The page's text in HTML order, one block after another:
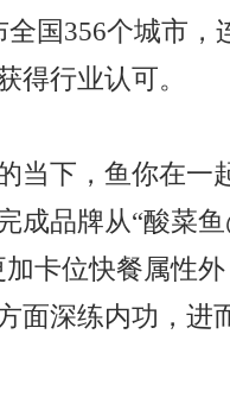
国356个城市，
得行业认可。
当下，鱼你在一
成品牌从“酸菜鱼
卡位快餐属性
面深练内功，进